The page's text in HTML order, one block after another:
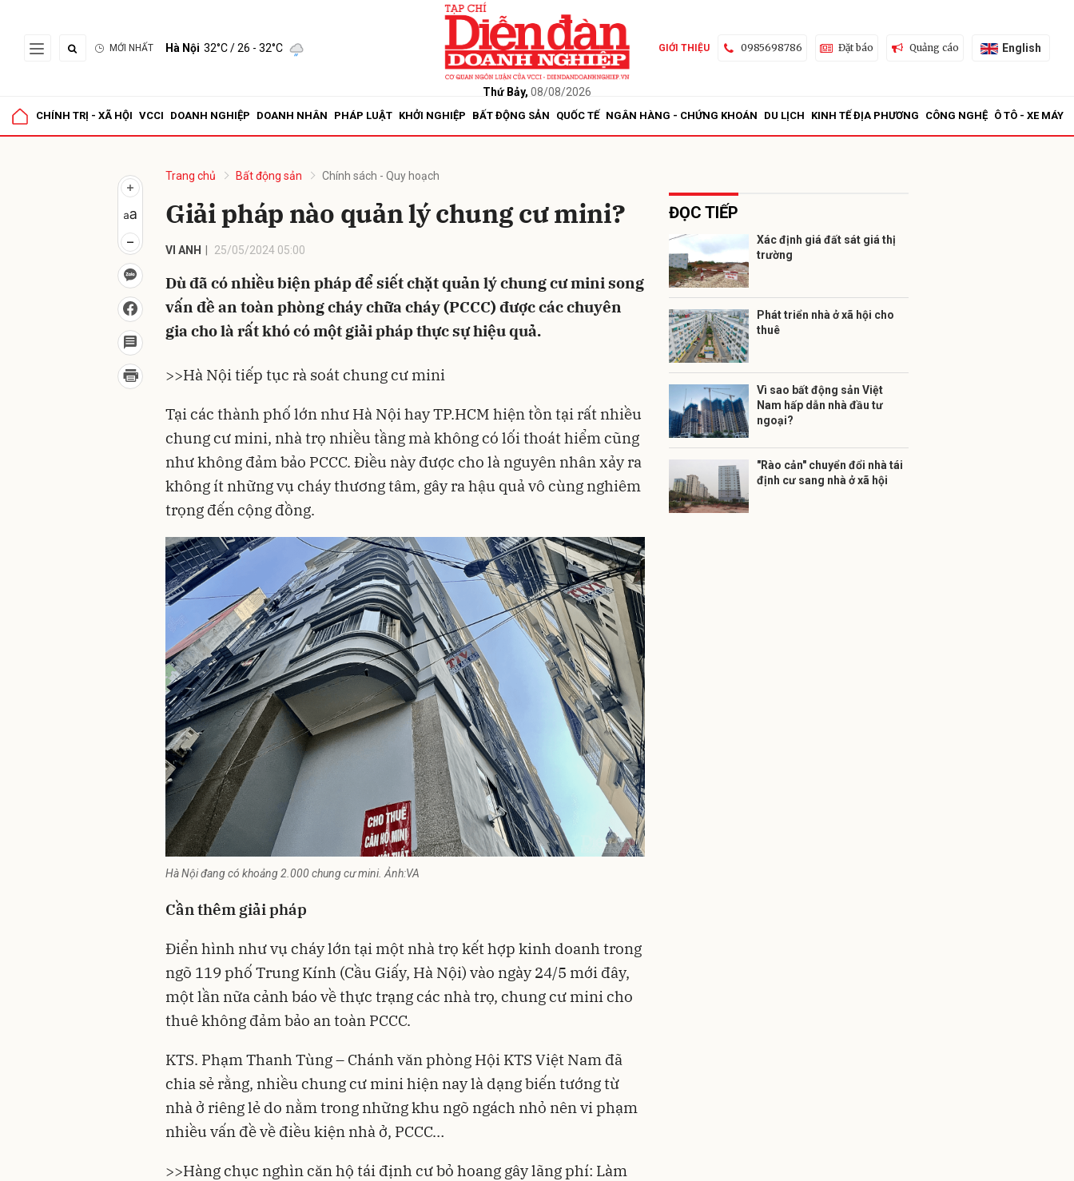
MỚI NHẤT Hà Nội 32°C/ 26 - 32°C
Thứ Bảy, 08/08/2026
GIỚI THIỆU 0985698786 Đặt báo Quảng cáo English
CHÍNH TRỊ - XÃ HỘI VCCI DOANH NGHIỆP DOANH NHÂN PHÁP LUẬT KHỞI NGHIỆP BẤT ĐỘNG SẢN QUỐC TẾ NGÂN HÀNG - CHỨNG KHOÁN DU LỊCH KINH TẾ ĐỊA PHƯƠNG CÔNG NGHỆ Ô TÔ - XE MÁY
Trang chủ Bất động sản Chính sách - Quy hoạch
Giải pháp nào quản lý chung cư mini?
VI ANH 25/05/2024 05:00
Dù đã có nhiều biện pháp để siết chặt quản lý chung cư mini song
vấn đề an toàn phòng cháy chữa cháy (PCCC) được các chuyên
gia cho là rất khó có một giải pháp thực sự hiệu quả.
>>Hà Nội tiếp tục rà soát chung cư mini
Tại các thành phố lớn như Hà Nội hay TP.HCM hiện tồn tại rất nhiều
chung cư mini, nhà trọ nhiều tầng mà không có lối thoát hiểm cũng
như không đảm bảo PCCC. Điều này được cho là nguyên nhân xảy ra
không ít những vụ cháy thương tâm, gây ra hậu quả vô cùng nghiêm
trọng đến cộng đồng.
Hà Nội đang có khoảng 2.000 chung cư mini. Ảnh:VA
Cần thêm giải pháp
Điển hình như vụ cháy lớn tại một nhà trọ kết hợp kinh doanh trong
ngõ 119 phố Trung Kính (Cầu Giấy, Hà Nội) vào ngày 24/5 mới đây,
một lần nữa cảnh báo về thực trạng các nhà trọ, chung cư mini cho
thuê không đảm bảo an toàn PCCC.
KTS. Phạm Thanh Tùng – Chánh văn phòng Hội KTS Việt Nam đã
chia sẻ rằng, nhiều chung cư mini hiện nay là dạng biến tướng từ
nhà ở riêng lẻ do nằm trong những khu ngõ ngách nhỏ nên vi phạm
nhiều vấn đề về điều kiện nhà ở, PCCC…
>>Hàng chục nghìn căn hộ tái định cư bỏ hoang gây lãng phí: Làm
ĐỌC TIẾP
Xác định giá đất sát giá thị
trường
Phát triển nhà ở xã hội cho
thuê
Vì sao bất động sản Việt
Nam hấp dẫn nhà đầu tư
ngoại?
"Rào cản" chuyển đổi nhà tái
định cư sang nhà ở xã hội
Gửi